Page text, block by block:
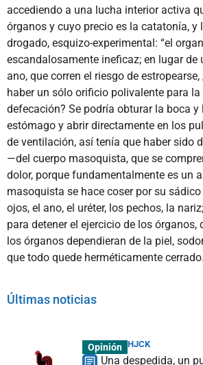
accediendo a una lucha interior activa
órganos y cuyo precio es la catatonía, y
drogado, esquizo-experimental: “el
escandalosamente ineficaz; en lugar de
ano, que corren el riesgo de
haber un sólo orificio polivalente para
defecación? Se podría obturar la boca y
estómago y abrir directamente en los
de ventilación, así tenía que haber sido
—del cuerpo masoquista, que se
dolor, porque fundamentalmente es un
masoquista se hace coser por su
ojos, el ano, el uréter, los pechos, la
para detener el ejercicio de los órganos,
los órganos dependieran de la piel,
que todo quede herméticamente cerrado.
Últimas noticias
Opinión HJCK
Una despedida, un